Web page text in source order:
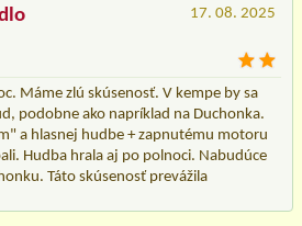
17. 08. 2025
Máme zlú skúsenosť. V kempe by sa
podobne ako napríklad na Duchonka.
a hlasnej hudbe + zapnutému motoru
Hudba hrala aj po polnoci. Nabudúce
Táto skúsenosť prevážila